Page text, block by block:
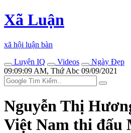
Xã Luận
xã hội luận bàn
Luyện IQ
Videos
Ngày Đẹp
09:09:09 AM, Thứ Abc 09/09/2021
Nguyễn Thị
Việt Nam thi đấu